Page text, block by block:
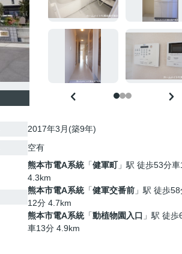
2017年3月(築9年)
空有
熊本市電A系統「健軍町」駅 徒歩53分
4.3km
熊本市電A系統「健軍交番前 」駅 徒歩
12分 4.7km
熊本市電A系統「動植物園入口 」駅 徒歩
車13分 4.9km